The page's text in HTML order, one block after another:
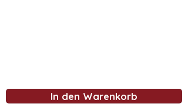
In den Warenkorb